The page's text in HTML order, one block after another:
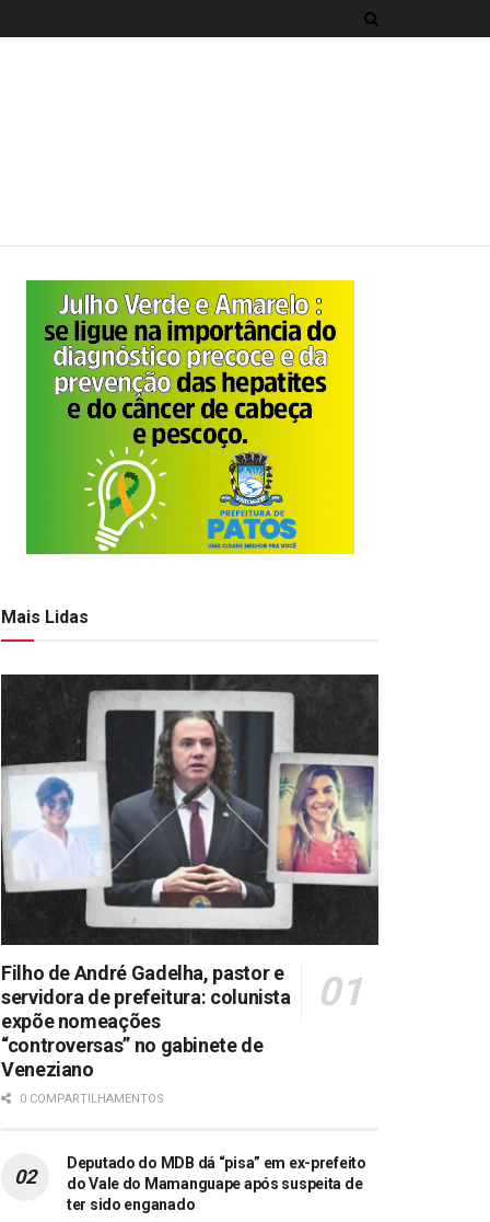
Mais Lidas
Filho de André Gadelha, pastor e
servidora de prefeitura: colunista
expõe nomeações
“controversas” no gabinete de
Veneziano
0 COMPARTILHAMENTOS
Deputado do MDB dá “pisa” em ex-prefeito
do Vale do Mamanguape após suspeita de
ter sido enganado